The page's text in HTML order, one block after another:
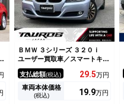
ＢＭＷ ３シリーズ ３２０ｉ
ユーザー買取車／スマートキー
プッシュスタート／パワステ／
パワーウィンドウ／本革シート
／電動シート／純正ナビ／ＥＴ
Ｃ／純正１６アルミ／オートエ
支払総額(税込) 29.5万円
車両本体価格
(税込) 19.9万円